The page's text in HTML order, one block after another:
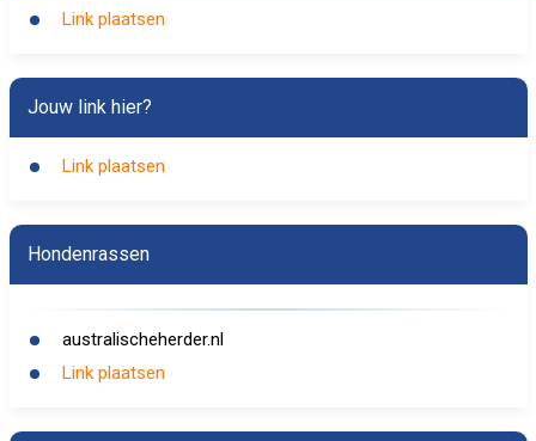
Link plaatsen
Jouw link hier?
Link plaatsen
Hondenrassen
australischeherder.nl
Link plaatsen